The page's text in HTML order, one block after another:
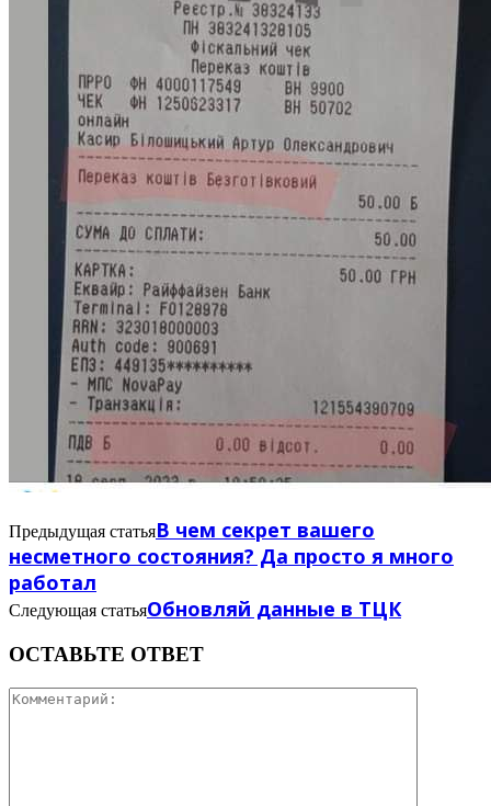
Предыдущая статьяВ чем секрет вашего
несметного состояния? Да просто я много
работал
Следующая статьяОбновляй данные в ТЦК
ОСТАВЬТЕ ОТВЕТ